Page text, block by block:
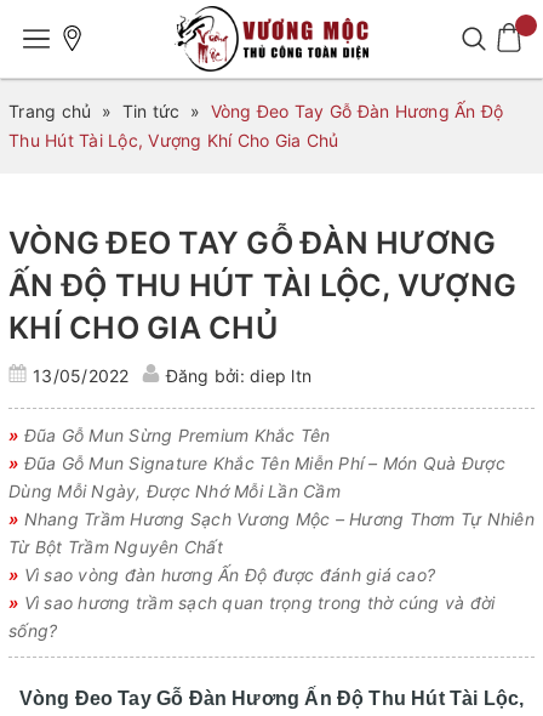
Trang chủ » Tin tức » Vòng Đeo Tay Gỗ Đàn Hương Ấn Độ
Thu Hút Tài Lộc, Vượng Khí Cho Gia Chủ
VÒNG ĐEO TAY GỖ ĐÀN HƯƠNG
ẤN ĐỘ THU HÚT TÀI LỘC, VƯỢNG
KHÍ CHO GIA CHỦ
13/05/2022 Đăng bởi: diep ltn
» Đũa Gỗ Mun Sừng Premium Khắc Tên
» Đũa Gỗ Mun Signature Khắc Tên Miễn Phí – Món Quà Được
Dùng Mỗi Ngày, Được Nhớ Mỗi Lần Cầm
» Nhang Trầm Hương Sạch Vương Mộc – Hương Thơm Tự Nhiên
Từ Bột Trầm Nguyên Chất
» Vì sao vòng đàn hương Ấn Độ được đánh giá cao?
» Vì sao hương trầm sạch quan trọng trong thờ cúng và đời
sống?
Vòng Đeo Tay Gỗ Đàn Hương Ấn Độ Thu Hút Tài Lộc,